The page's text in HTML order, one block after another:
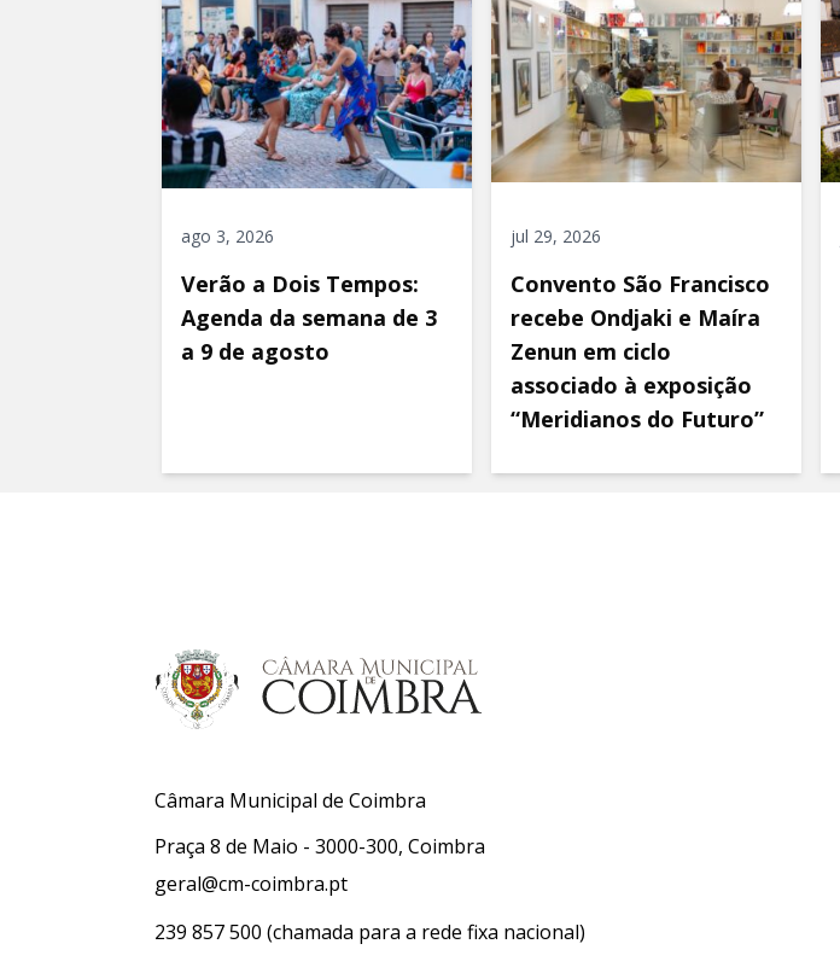
ago 3, 2026
Verão a Dois Tempos:
Agenda da semana de 3
a 9 de agosto
jul 29, 2026
Convento São Francisco
recebe Ondjaki e Maíra
Zenun em ciclo
associado à exposição
“Meridianos do Futuro”
Câmara Municipal de Coimbra
Praça 8 de Maio - 3000-300, Coimbra
geral@cm-coimbra.pt
239 857 500 (chamada para a rede fixa nacional)